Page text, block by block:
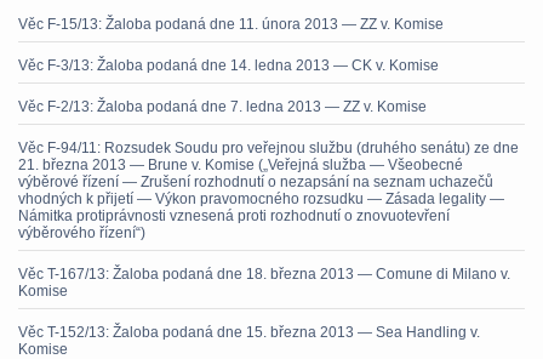
Věc F-15/13: Žaloba podaná dne 11. února 2013 — ZZ v. Komise
Věc F-3/13: Žaloba podaná dne 14. ledna 2013 — CK v. Komise
Věc F-2/13: Žaloba podaná dne 7. ledna 2013 — ZZ v. Komise
Věc F-94/11: Rozsudek Soudu pro veřejnou službu (druhého senátu) ze dne
21. března 2013 — Brune v. Komise („Veřejná služba — Všeobecné
výběrové řízení — Zrušení rozhodnutí o nezapsání na seznam uchazečů
vhodných k přijetí — Výkon pravomocného rozsudku — Zásada legality —
Námitka protiprávnosti vznesená proti rozhodnutí o znovuotevření
výběrového řízení“)
Věc T-167/13: Žaloba podaná dne 18. března 2013 — Comune di Milano v.
Komise
Věc T-152/13: Žaloba podaná dne 15. března 2013 — Sea Handling v.
Komise